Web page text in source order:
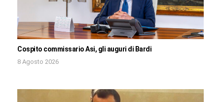
Cospito commissario Asi, gli auguri di Bardi
8 Agosto 2026